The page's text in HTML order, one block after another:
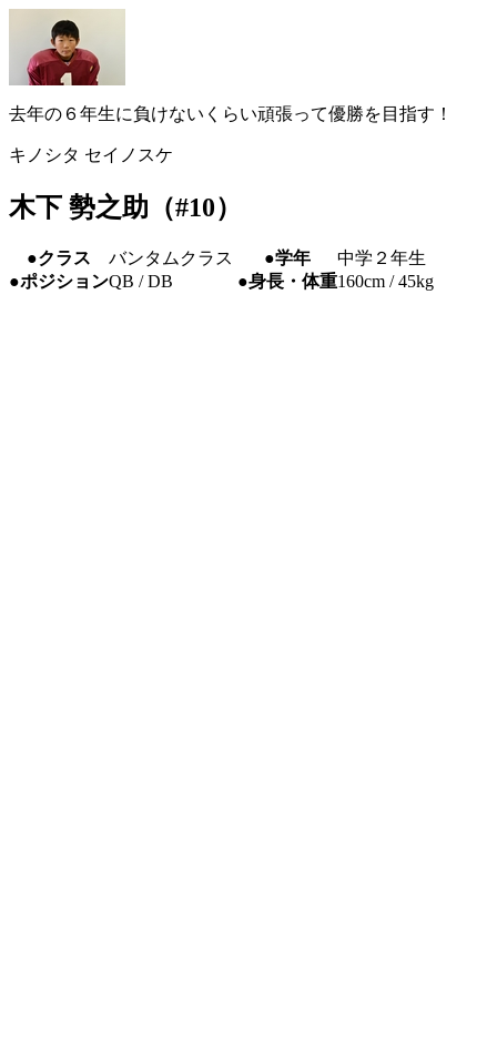
去年の６年生に負けないくらい頑張って優勝を目指す！
キノシタ セイノスケ
木下 勢之助（#10）
●クラス バンタムクラス ●学年
中学２年生
●ポジションQB / DB ●身長・体重160cm / 45kg